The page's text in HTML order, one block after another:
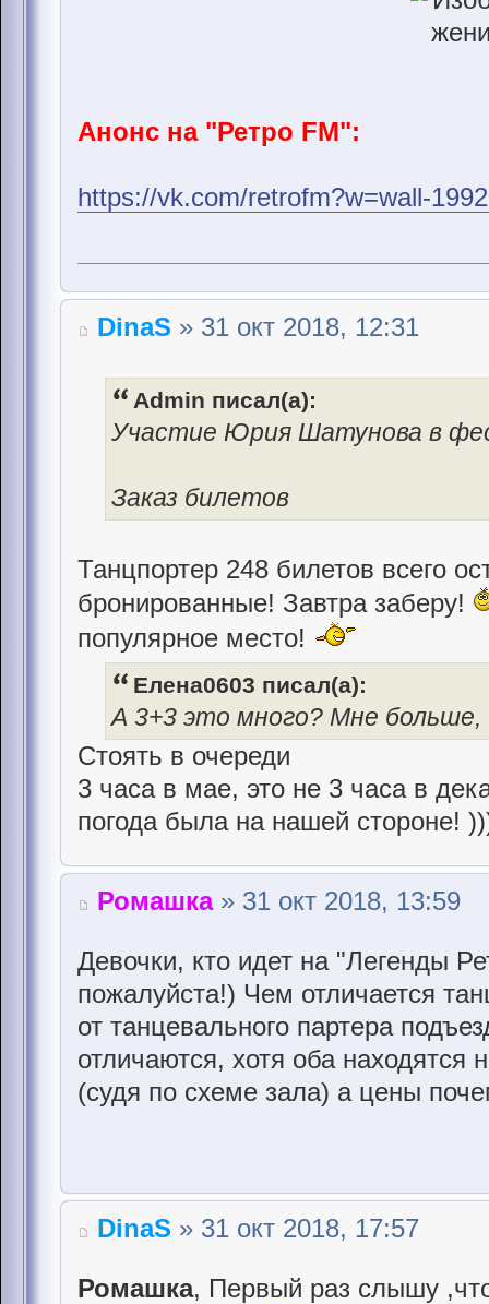
Анонс на "Ретро FM":
https://vk.com/retrofm?w=wall-
DinaS » 31 окт 2018, 12:31
Admin писал(а):
Участие Юрия Шатунова в
Заказ билетов
Танцпортер 248 билетов всего
бронированные! Завтра заберу!
популярное место!
Елена0603 писал(а):
А 3+3 это много? Мне больше,
Стоять в очереди
3 часа в мае, это не 3 часа в
погода была на нашей стороне!
Ромашка» 31 окт 2018, 13:59
Девочки, кто идет на "Легенды
пожалуйста!) Чем отличается
от танцевального партера
отличаются, хотя оба находятся
(судя по схеме зала) а цены
DinaS » 31 окт 2018, 17:57
Ромашка, Первый раз слышу